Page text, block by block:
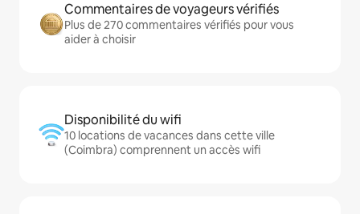
Commentaires de voyageurs vérifiés
Plus de 270 commentaires vérifiés pour vous
aider à choisir
Disponibilité du wifi
10 locations de vacances dans cette ville
(Coimbra) comprennent un accès wifi